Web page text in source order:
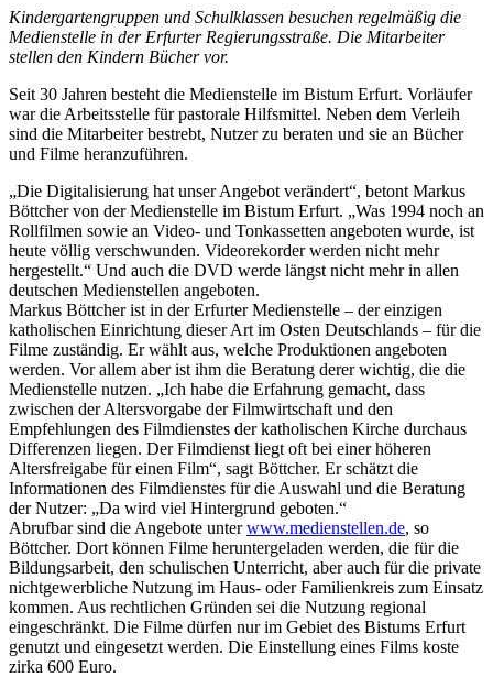
Kindergartengruppen und Schulklassen besuchen regelmäßig die
Medienstelle in der Erfurter Regierungsstraße. Die Mitarbeiter
stellen den Kindern Bücher vor.
Seit 30 Jahren besteht die Medienstelle im Bistum Erfurt. Vorläufer
war die Arbeitsstelle für pastorale Hilfsmittel. Neben dem Verleih
sind die Mitarbeiter bestrebt, Nutzer zu beraten und sie an Bücher
und Filme heranzuführen.
„Die Digitalisierung hat unser Angebot verändert“, betont Markus
Böttcher von der Medienstelle im Bistum Erfurt. „Was 1994 noch an
Rollfilmen sowie an Video- und Tonkassetten angeboten wurde, ist
heute völlig verschwunden. Videorekorder werden nicht mehr
hergestellt.“ Und auch die DVD werde längst nicht mehr in allen
deutschen Medienstellen angeboten.
Markus Böttcher ist in der Erfurter Medienstelle – der einzigen
katholischen Einrichtung dieser Art im Osten Deutschlands – für die
Filme zuständig. Er wählt aus, welche Produktionen angeboten
werden. Vor allem aber ist ihm die Beratung derer wichtig, die die
Medienstelle nutzen. „Ich habe die Erfahrung gemacht, dass
zwischen der Altersvorgabe der Filmwirtschaft und den
Empfehlungen des Filmdienstes der katholischen Kirche durchaus
Differenzen liegen. Der Filmdienst liegt oft bei einer höheren
Altersfreigabe für einen Film“, sagt Böttcher. Er schätzt die
Informationen des Filmdienstes für die Auswahl und die Beratung
der Nutzer: „Da wird viel Hintergrund geboten.“
Abrufbar sind die Angebote unterwww.medienstellen.de, so
Böttcher. Dort können Filme heruntergeladen werden, die für die
Bildungsarbeit, den schulischen Unterricht, aber auch für die private
nichtgewerbliche Nutzung im Haus- oder Familienkreis zum Einsatz
kommen. Aus rechtlichen Gründen sei die Nutzung regional
eingeschränkt. Die Filme dürfen nur im Gebiet des Bistums Erfurt
genutzt und eingesetzt werden. Die Einstellung eines Films koste
zirka 600 Euro.